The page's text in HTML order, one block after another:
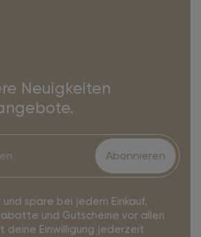
Neuigkeiten
Abonnieren
spare bei jedem Einkauf.
und Gutscheine vor allen
deine Einwilligung jederzeit